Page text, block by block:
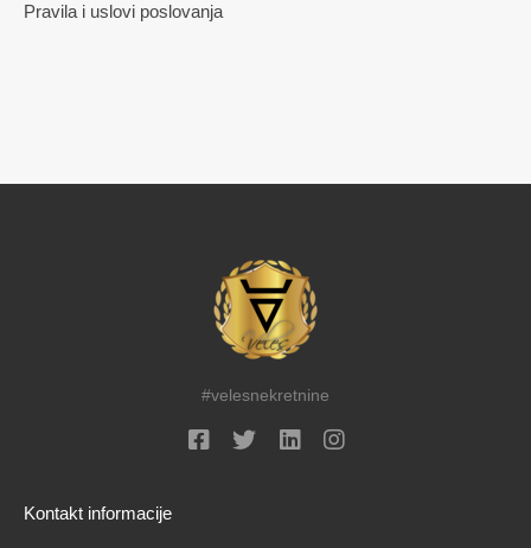
Pravila i uslovi poslovanja
#velesnekretnine
Kontakt informacije